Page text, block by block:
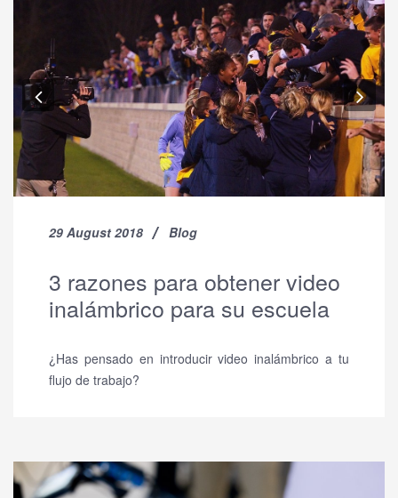
Previous
29 August 2018 Blog
3 razones para obtener video
inalámbrico para su escuela
¿Has pensado en introducir video inalámbrico a tu
flujo de trabajo?